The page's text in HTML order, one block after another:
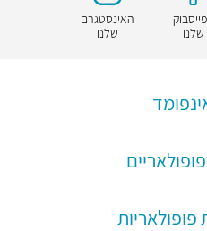
שלנו
האינסטגרם
שלנו
פופולאריות